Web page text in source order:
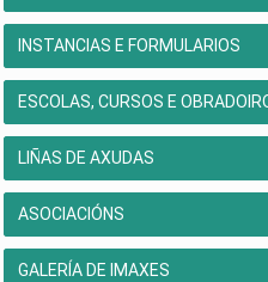
INSTANCIAS E FORMULARIOS
ESCOLAS, CURSOS E
LIÑAS DE AXUDAS
ASOCIACIÓNS
GALERÍA DE IMAXES